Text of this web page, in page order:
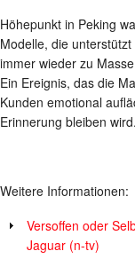
Höhepunkt in Peking
Modelle, die
immer wieder zu
Ein Ereignis, das die
Kunden emotional
Erinnerung bleiben wird.
Weitere Informationen:
Versoffen oder
Jaguar (n-tv)